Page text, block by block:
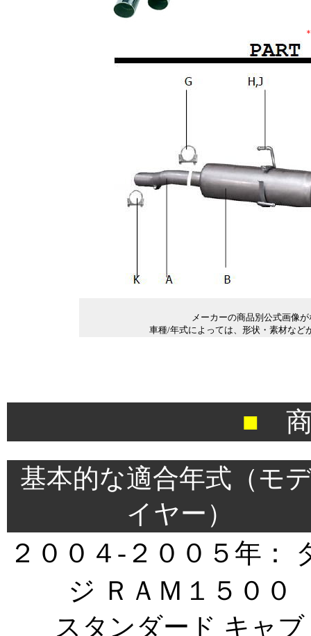
メーカーの商品別公式画像
車種/年式によっては、形状・素材など
■
基本的な適合年式（モ
イヤー）
２００４-２００５年：
ジ ＲＡＭ１５００
スタンダード キャブ